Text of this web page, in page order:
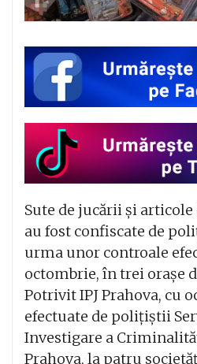
Sute de jucării și
au fost confiscate de
urma unor controale
octombrie, în trei orașe
Potrivit IPJ Prahova, cu
efectuate de polițiștii
Investigare a
Prahova, la patru